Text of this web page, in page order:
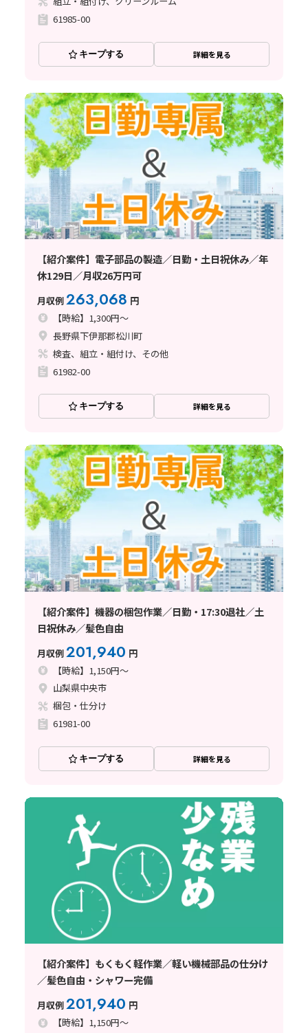
61985-00
キープする 詳細を見る
【紹介案件】電子部品の製造／日勤・土日祝休み／年
休129日／月収26万円可
月収例263,068 円
【時給】1,300円～
長野県下伊那郡松川町
検査、組立・組付け、その他
61982-00
キープする 詳細を見る
【紹介案件】機器の梱包作業／日勤・17:30退社／土
日祝休み／髪色自由
月収例201,940 円
【時給】1,150円～
山梨県中央市
梱包・仕分け
61981-00
キープする 詳細を見る
【紹介案件】もくもく軽作業／軽い機械部品の仕分け
／髪色自由・シャワー完備
月収例201,940 円
【時給】1,150円～